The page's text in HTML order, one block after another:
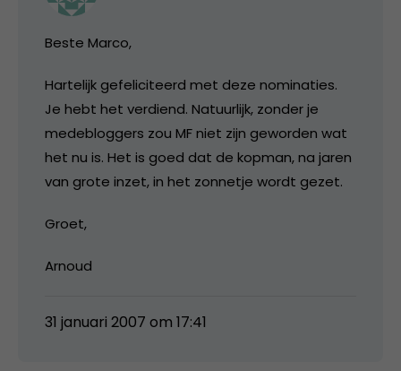
Beste Marco,
Hartelijk gefeliciteerd met deze nominaties.
Je hebt het verdiend. Natuurlijk, zonder je
medebloggers zou MF niet zijn geworden wat
het nu is. Het is goed dat de kopman, na jaren
van grote inzet, in het zonnetje wordt gezet.
Groet,
Arnoud
31 januari 2007 om 17:41